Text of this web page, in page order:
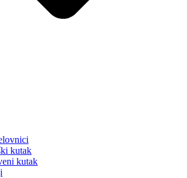
kutak
kutak